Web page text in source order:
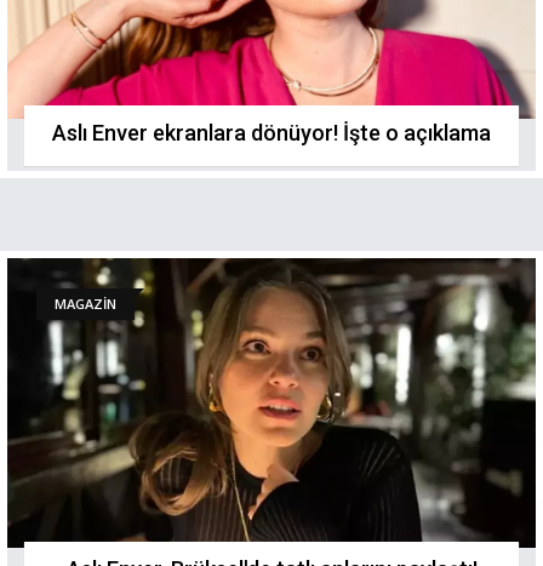
Aslı Enver ekranlara dönüyor! İşte o açıklama
MAGAZİN